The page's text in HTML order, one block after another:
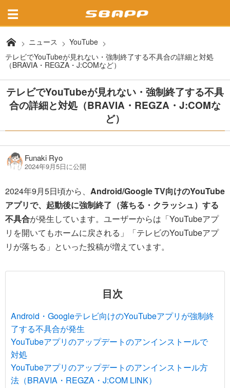
ニュース
YouTube
テレビでYouTubeが見れない・強制終了する不具合の詳細と対処
（BRAVIA・REGZA・J:COMなど）
テレビでYouTubeが見れない・強制終了する不具
合の詳細と対処（BRAVIA・REGZA・J:COMな
ど）
Funaki Ryo
2024年9月5日に公開
2024年9月5日頃から、 Android/Google TV向けのYouTube
アプリで、起動後に強制終了（落ちる・クラッシュ）する
不具合が発生しています。ユーザーからは「YouTubeアプ
リを開いてもホームに戻される」「テレビのYouTubeアプ
リが落ちる」といった投稿が増えています。
目次
Android・Googleテレビ向けのYouTubeアプリが強制終
了する不具合が発生
YouTubeアプリのアップデートのアンインストールで
対処
YouTubeアプリのアップデートのアンインストール方
法（BRAVIA・REGZA・J:COM LINK）